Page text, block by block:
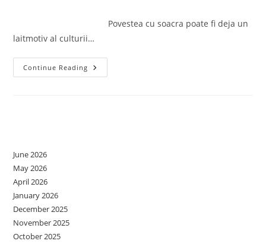
Povestea cu soacra poate fi deja un
laitmotiv al culturii…
Continue Reading Parcă
M-
June 2026
May 2026
April 2026
January 2026
December 2025
November 2025
October 2025